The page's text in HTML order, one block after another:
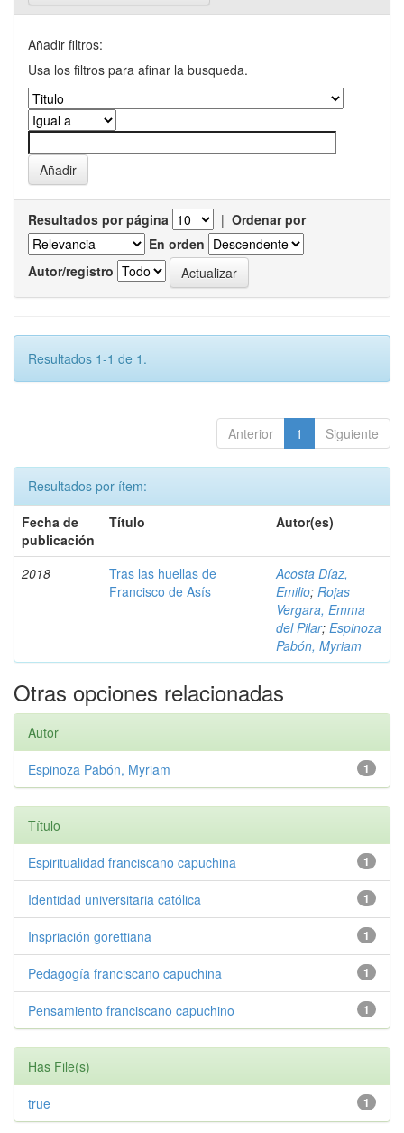
Añadir filtros:
Usa los filtros para afinar la busqueda.
Resultados por página | Ordenar por
En orden
Autor/registro
Resultados 1-1 de 1.
Anterior 1 Siguiente
Resultados por ítem:
Fecha de
publicación
Título Autor(es)
2018
Tras las huellas de
Francisco de Asís
Acosta Díaz,
Emilio; Rojas
Vergara, Emma
del Pilar; Espinoza
Pabón, Myriam
Otras opciones relacionadas
Autor
1
Espinoza Pabón, Myriam
Título
1
Espiritualidad franciscano capuchina
1
Identidad universitaria católica
1
Inspriación gorettiana
1
Pedagogía franciscano capuchina
1
Pensamiento franciscano capuchino
Has File(s)
1
true